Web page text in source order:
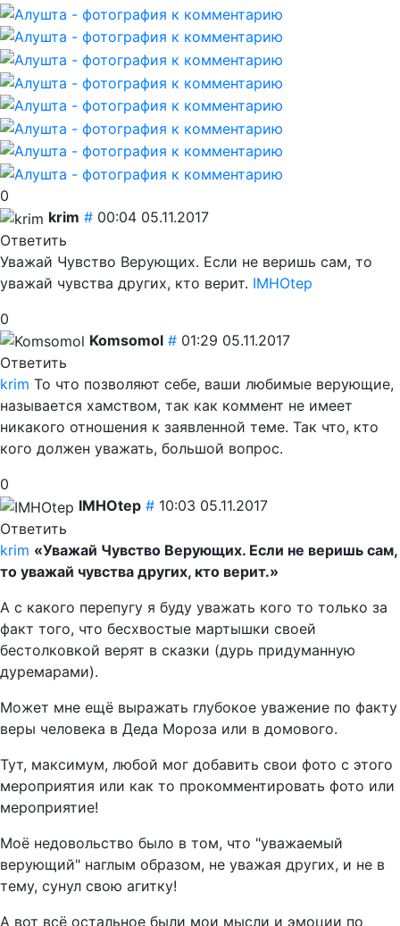
0
krim # 00:04 05.11.2017
Ответить
Уважай Чувство Верующих. Если не веришь сам, то
уважай чувства других, кто верит. IMHOtep
0
Komsomol # 01:29 05.11.2017
Ответить
krim То что позволяют себе, ваши любимые верующие,
называется хамством, так как коммент не имеет
никакого отношения к заявленной теме. Так что, кто
кого должен уважать, большой вопрос.
0
IMHOtep # 10:03 05.11.2017
Ответить
krim
Уважай Чувство Верующих. Если не веришь сам,
то уважай чувства других, кто верит.
А с какого перепугу я буду уважать кого то только за
факт того, что бесхвостые мартышки своей
бестолковкой верят в сказки (дурь придуманную
дуремарами).
Может мне ещё выражать глубокое уважение по факту
веры человека в Деда Мороза или в домового.
Тут, максимум, любой мог добавить свои фото с этого
мероприятия или как то прокомментировать фото или
мероприятие!
Моё недовольство было в том, что "уважаемый
верующий" наглым образом, не уважая других, и не в
тему, сунул свою агитку!
А вот всё остальное были мои мысли и эмоции по